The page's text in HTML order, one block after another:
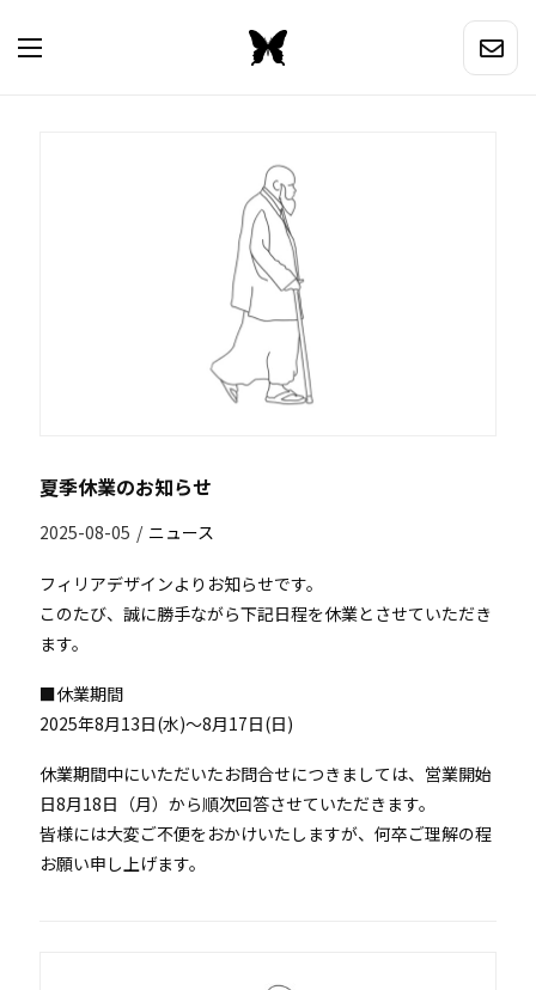
夏季休業のお知らせ
2025-08-05 / ニュース
フィリアデザインよりお知らせです。
このたび、誠に勝手ながら下記日程を休業とさせていただき
ます。
■休業期間
2025年8月13日(水)～8月17日(日)
休業期間中にいただいたお問合せにつきましては、営業開始
日8月18日（月）から順次回答させていただきます。
皆様には大変ご不便をおかけいたしますが、何卒ご理解の程
お願い申し上げます。